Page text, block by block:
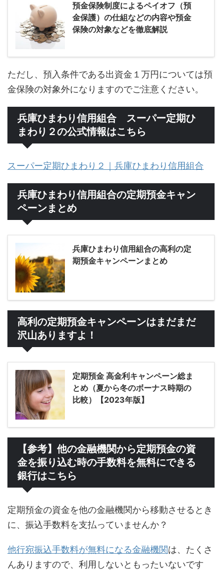
預金保険制度によるペイオフ（預
金保護）の仕組などの内容や預金
保険の対象などを徹底解説
ただし、預入条件である出資金１万円については預
金保険の対象外になりますのでご注意ください。
兵庫ひまわり信用組合 スーパー定期ひ
まわり２の公式情報はこちら
スーパー定期ひまわり２｜兵庫ひまわり信用組合
兵庫ひまわり信用組合の定期預金キャン
ペーンまとめ
兵庫ひまわり信用組合の高利の定
期預金キャンペーンまとめ
高利の定期預金キャンペーンはまだまだ
沢山ありますよ！
定期預金 高金利キャンペーン総ま
とめ（夏から冬のボーナス時期の
比較）【2023年版】
【参考】他の金融機関から定期預金の資
金を振り込む時の手数料を無料にできる
銀行はこちら
定期預金の資金を他の金融機関から移動させるとき
に、振込手数料を支払っていませんか？
他行宛振込手数料が無料になる金融機関は、たくさ
んありますので、利用しないともったいないです